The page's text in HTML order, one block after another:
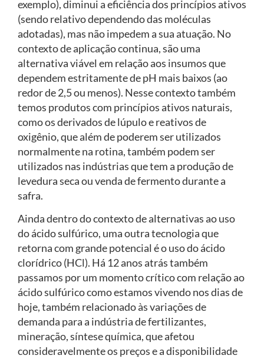
exemplo), diminui a eficiência dos princípios ativos
(sendo relativo dependendo das moléculas
adotadas), mas não impedem a sua atuação. No
contexto de aplicação continua, são uma
alternativa viável em relação aos insumos que
dependem estritamente de pH mais baixos (ao
redor de 2,5 ou menos). Nesse contexto também
temos produtos com princípios ativos naturais,
como os derivados de lúpulo e reativos de
oxigênio, que além de poderem ser utilizados
normalmente na rotina, também podem ser
utilizados nas indústrias que tem a produção de
levedura seca ou venda de fermento durante a
safra.
Ainda dentro do contexto de alternativas ao uso
do ácido sulfúrico, uma outra tecnologia que
retorna com grande potencial é o uso do ácido
clorídrico (HCl). Há 12 anos atrás também
passamos por um momento crítico com relação ao
ácido sulfúrico como estamos vivendo nos dias de
hoje, também relacionado às variações de
demanda para a indústria de fertilizantes,
mineração, síntese química, que afetou
consideravelmente os preços e a disponibilidade